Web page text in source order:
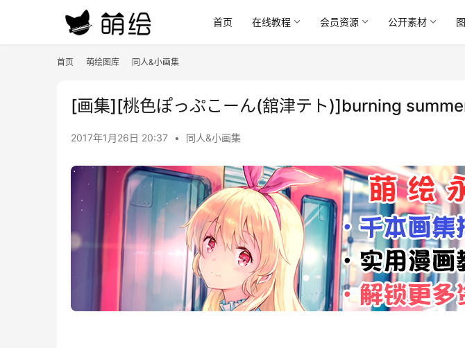
首页 在线教程 会员资源 公开素材
首页 萌绘图库 同人&小画集
[画集][桃色ぽっぷこーん(舘津テト)]burning
2017年1月26日 20:37 • 同人&小画集